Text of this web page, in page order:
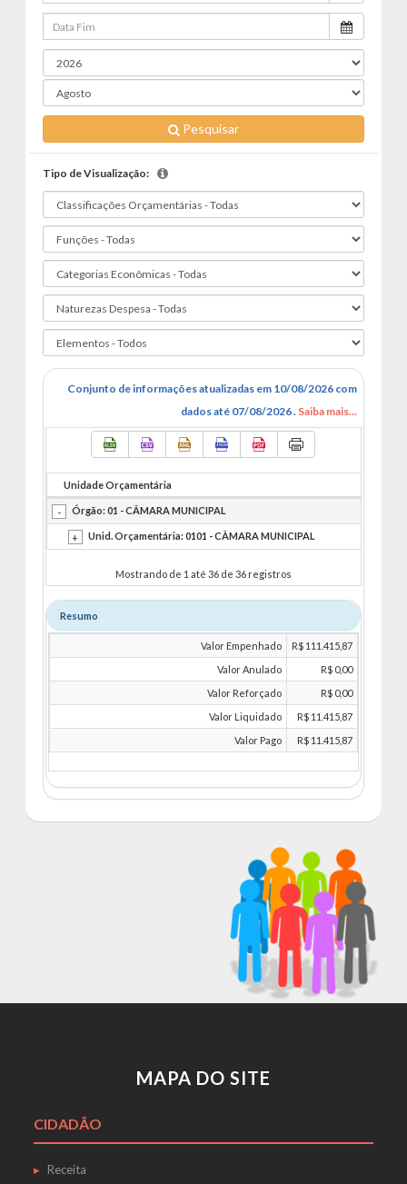
Pesquisar
Tipo de Visualização:
Conjunto de informações atualizadas em 10/08/2026 com
dados até 07/08/2026 . Saiba mais...
Unidade Orçamentária
Órgão: 01 - CÂMARA MUNICIPAL
Unid. Orçamentária: 0101 - CÂMARA MUNICIPAL
Mostrando de 1 até 36 de 36 registros
Resumo
Valor Empenhado
R$ 111.415,87
Valor Anulado
R$ 0,00
Valor Reforçado
R$ 0,00
Valor Liquidado
R$ 11.415,87
Valor Pago
R$ 11.415,87
MAPA DO SITE
CIDADÃO
Receita